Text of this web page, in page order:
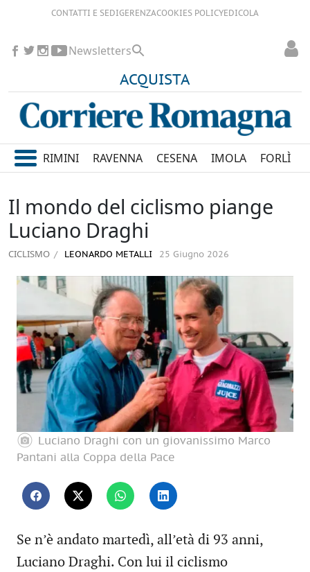
CONTATTI E SEDIGERENZACOOKIES POLICYEDICOLA
ACQUISTA
Newsletters
RIMINI RAVENNA CESENA IMOLA FORLÌ
Il mondo del ciclismo piange
Luciano Draghi
CICLISMO LEONARDO METALLI 25 Giugno 2026
Luciano Draghi con un giovanissimo Marco
Pantani alla Coppa della Pace
Se n’è andato martedì, all’età di 93 anni,
Luciano Draghi. Con lui il ciclismo